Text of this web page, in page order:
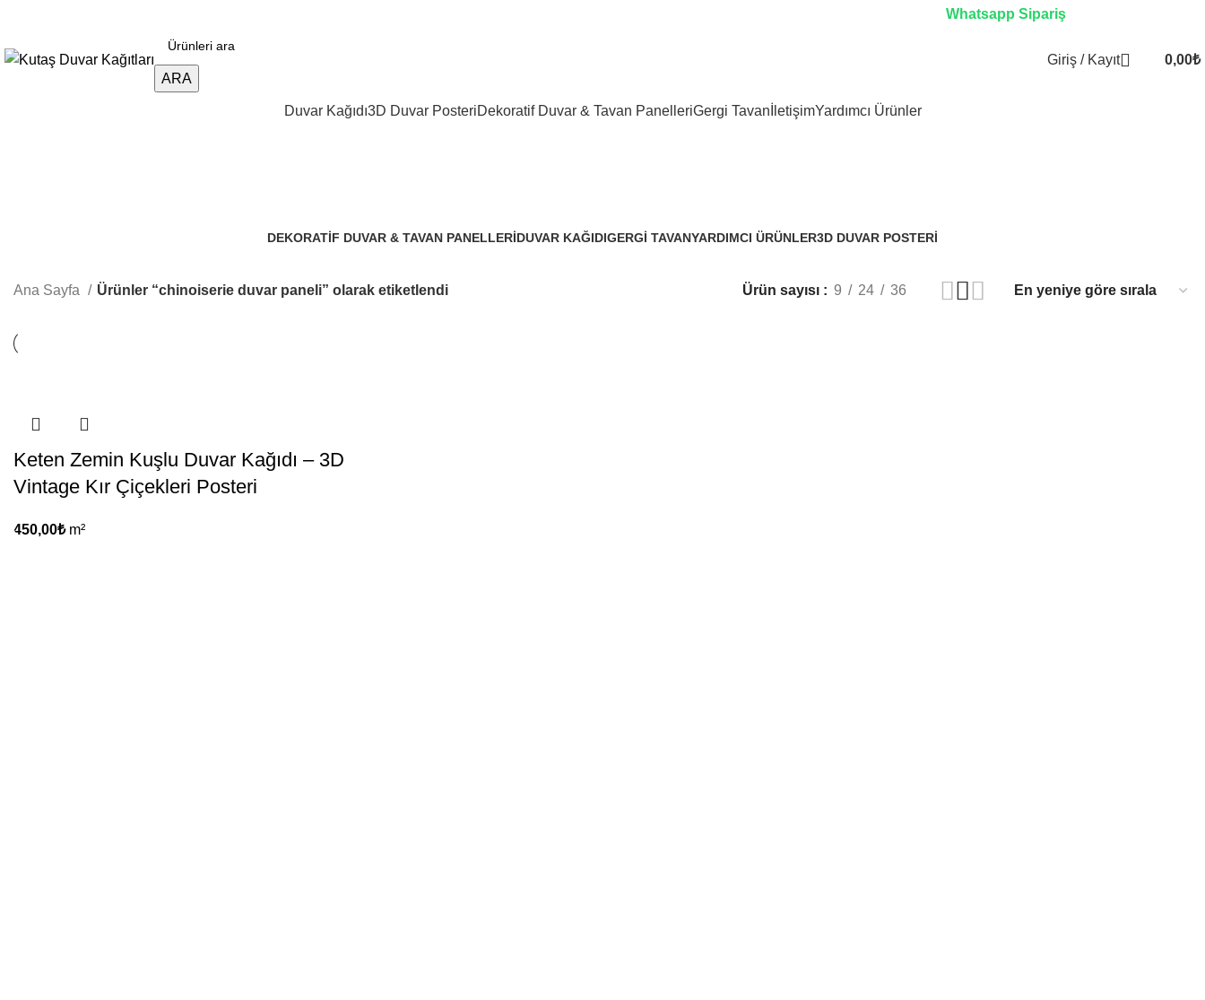
Whatsapp Sipariş
ARA
Giriş / Kayıt 0,00₺
Duvar Kağıdı3D Duvar PosteriDekoratif Duvar & Tavan PanelleriGergi Tavan İletişimYardımcı Ürünler
DEKORATIF DUVAR & TAVAN PANELLERIDUVAR KAĞIDIGERGI TAVANYARDIMCI ÜRÜNLER3D DUVAR POSTERI
Ana Sayfa Ürünler “chinoiserie duvar paneli” olarak etiketlendi Ürün sayısı 9 24 36
Keten Zemin Kuşlu Duvar Kağıdı – 3D
Vintage Kır Çiçekleri Posteri
450,00₺m²